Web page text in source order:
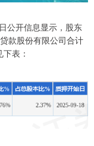
开信息显示，股东
款股份有限公司合计
表：